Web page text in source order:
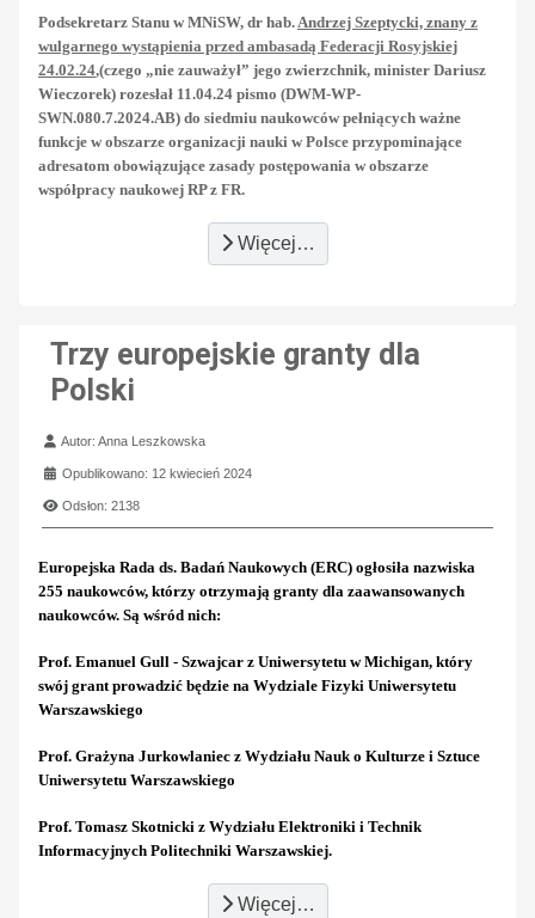
Podsekretarz Stanu w MNiSW, dr hab. Andrzej Szeptycki, znany z
wulgarnego wystąpienia przed ambasadą Federacji Rosyjskiej
24.02.24,(czego „nie zauważył” jego zwierzchnik, minister Dariusz
Wieczorek) rozesłał 11.04.24 pismo (DWM-WP-
SWN.080.7.2024.AB) do siedmiu naukowców pełniących ważne
funkcje w obszarze organizacji nauki w Polsce przypominające
adresatom obowiązujące zasady postępowania w obszarze
współpracy naukowej RP z FR.
Więcej…
Trzy europejskie granty dla
Polski
Szczegóły
Autor:Anna Leszkowska
Opublikowano: 12 kwiecień 2024
Odsłon: 2138
Europejska Rada ds. Badań Naukowych (ERC) ogłosiła nazwiska
255 naukowców, którzy otrzymają granty dla zaawansowanych
naukowców. Są wśród nich:
Prof. Emanuel Gull - Szwajcar z Uniwersytetu w Michigan, który
swój grant prowadzić będzie na Wydziale Fizyki Uniwersytetu
Warszawskiego
Prof. Grażyna Jurkowlaniec z Wydziału Nauk o Kulturze i Sztuce
Uniwersytetu Warszawskiego
Prof. Tomasz Skotnicki z Wydziału Elektroniki i Technik
Informacyjnych Politechniki Warszawskiej.
Więcej…